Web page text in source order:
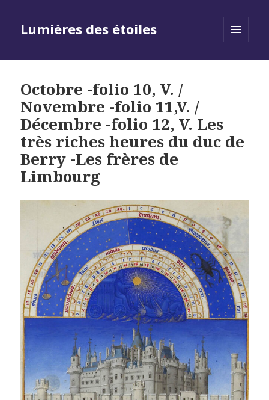
Lumières des étoiles
Octobre -folio 10, V. /
Novembre -folio 11,V. /
Décembre -folio 12, V. Les
très riches heures du duc de
Berry -Les frères de
Limbourg